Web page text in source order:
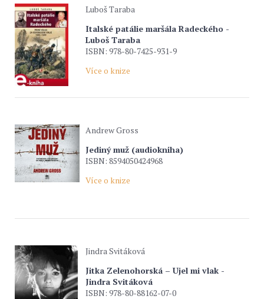
Luboš Taraba
Italské patálie maršála Radeckého -
Luboš Taraba
ISBN: 978-80-7425-931-9
Více o knize
Andrew Gross
Jediný muž (audiokniha)
ISBN: 8594050424968
Více o knize
Jindra Svitáková
Jitka Zelenohorská – Ujel mi vlak -
Jindra Svitáková
ISBN: 978-80-88162-07-0